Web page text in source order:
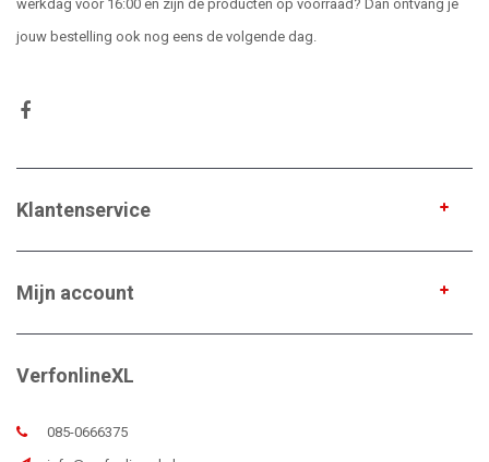
werkdag voor 16:00 en zijn de producten op voorraad? Dan ontvang je
jouw bestelling ook nog eens de volgende dag.
Klantenservice
Mijn account
VerfonlineXL
085-0666375